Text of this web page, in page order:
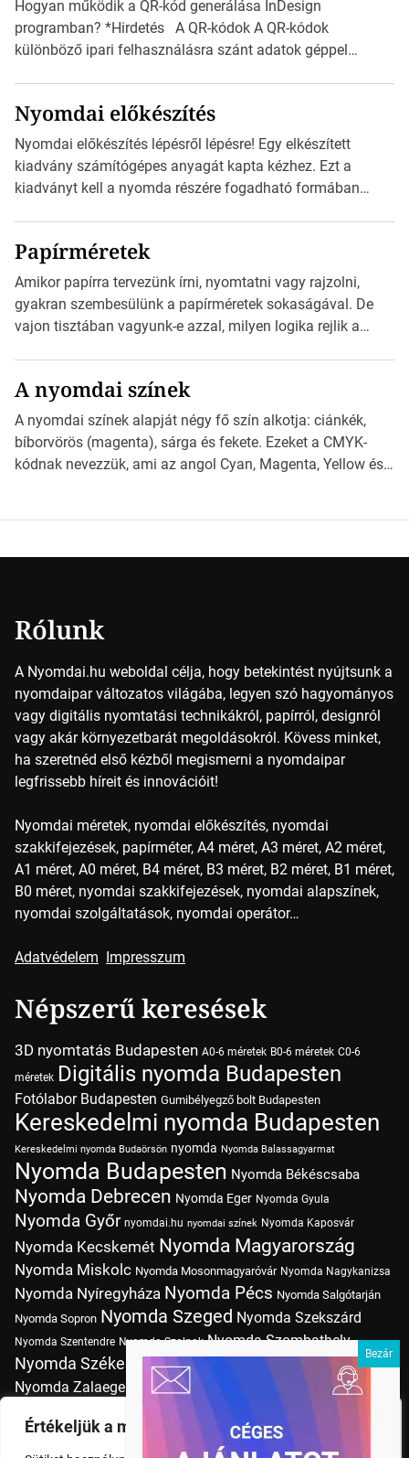
Értékeljük a magánéletét
Hogyan működik a QR-kód generálása InDesign
programban? *Hirdetés A QR-kódok A QR-kódok
különböző ipari felhasználásra szánt adatok géppel
okostelefonjára telepíthet egy QR-kód-leolvasó
alkalmazást, ami leolvasni és dekódolni képes az URL-
információt és átirányítja a telefon böngészőjét a cég
weblapjára. A QR-kód beolvasása után a felhasználó
Nyomdai előkészítés
Nyomdai előkészítés lépésről lépésre! Egy elkészített
kiadvány számítógépes anyagát kapta kézhez. Ezt a
kiadványt kell a nyomda részére fogadható formában
Illustratorban készült vektorgrafika. *Hirdetés Minden
esetben konzultáljunk a nyomdával, mielőtt elkezdjük a
nyomdai előkészítést!Nehogy az elkészült munka után
derüljön ki, hogy valamit másképp kellett volna csinálni! […]
Papírméretek
Amikor papírra tervezünk írni, nyomtatni vagy rajzolni,
gyakran szembesülünk a papírméretek sokaságával. De
vajon tisztában vagyunk-e azzal, milyen logika rejlik a
*Hirdetés Ebben a cikkben a papírméretek izgalmas
világába kalauzolunk el téged, hogy jobban megértsd,
milyen szempontok alapján érdemes választanod a
jövőben. Bevezetés a papírméretek világába A […]
A nyomdai színek
A nyomdai színek alapját négy fő szín alkotja: ciánkék,
bíborvörös (magenta), sárga és fekete. Ezeket a CMYK-
kódnak nevezzük, ami az angol Cyan, Magenta, Yellow és
Rólunk
A Nyomdai.hu weboldal célja, hogy betekintést nyújtsunk a
nyomdaipar változatos világába, legyen szó hagyományos
vagy digitális nyomtatási technikákról, papírról, designról
vagy akár környezetbarát megoldásokról. Kövess minket,
ha szeretnéd első kézből megismerni a nyomdaipar
legfrissebb híreit és innovációit!
Nyomdai méretek, nyomdai előkészítés, nyomdai
szakkifejezések, papírméter, A4 méret, A3 méret, A2 méret,
A1 méret, A0 méret, B4 méret, B3 méret, B2 méret, B1 méret,
B0 méret, nyomdai szakkifejezések, nyomdai alapszínek,
nyomdai szolgáltatások, nyomdai operátor…
Adatvédelem Impresszum
Népszerű keresések
3D nyomtatás Budapesten A0-6 méretek B0-6 méretek C0-6
méretek Digitális nyomda Budapesten
Fotólabor Budapesten Gumibélyegző bolt Budapesten
Kereskedelmi nyomda Budapesten
Kereskedelmi nyomda Budaörsön nyomda Nyomda Balassagyarmat
Nyomda Budapesten Nyomda Békéscsaba
Nyomda Debrecen Nyomda Eger Nyomda Gyula
Nyomda Győr nyomdai.hu nyomdai színek Nyomda Kaposvár
Nyomda Kecskemét Nyomda Magyarország
Nyomda Miskolc Nyomda Mosonmagyaróvár Nyomda Nagykanizsa
Nyomda Nyíregyháza Nyomda Pécs Nyomda Salgótarján
Nyomda Sopron Nyomda Szeged Nyomda Szekszárd
Nyomda Szentendre Nyomda Szolnok Nyomda Szombathely
Nyomda Székesfehérvár Nyomda Tatabánya Nyomda Vác
Nyomda Zalaegerszeg Nyomda Érd nyomtatás
Nyomtatás Budapesten
Pólónyomtatás Budapesten Szitanyomda Budapesten